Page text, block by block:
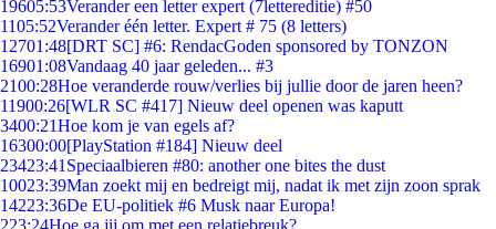
19605:53Verander een letter expert (7lettereditie) #50
1105:52Verander één letter. Expert # 75 (8 letters)
12701:48[DRT SC] #6: RendacGoden sponsored by TONZON
16901:08Vandaag 40 jaar geleden... #3
2100:28Hoe veranderde rouw/verlies bij jullie door de jaren heen?
11900:26[WLR SC #417] Nieuw deel openen was kaputt
3400:21Hoe kom je van egels af?
16300:00[PlayStation #184] Nieuw deel
23423:41 Speciaalbieren #80: another one bites the dust
10023:39Man zoekt mij en bedreigt mij, nadat ik met zijn zoon sprak
14223:36De EU-politiek #6 Musk naar Europa!
223:24Hoe ga jij om met een relatiebreuk?